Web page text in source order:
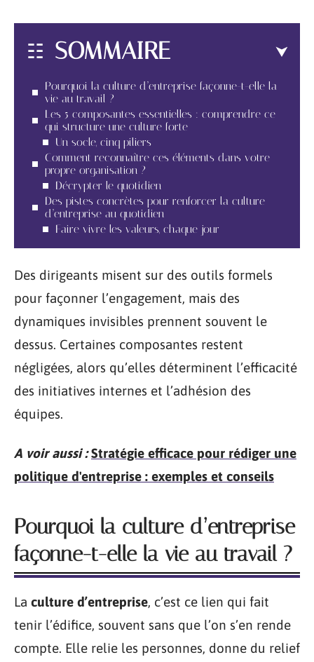
SOMMAIRE
Pourquoi la culture d’entreprise façonne-t-elle la
vie au travail ?
Les 5 composantes essentielles : comprendre ce
qui structure une culture forte
Un socle, cinq piliers
Comment reconnaître ces éléments dans votre
propre organisation ?
Décrypter le quotidien
Des pistes concrètes pour renforcer la culture
d’entreprise au quotidien
Faire vivre les valeurs, chaque jour
Des dirigeants misent sur des outils formels
pour façonner l’engagement, mais des
dynamiques invisibles prennent souvent le
dessus. Certaines composantes restent
négligées, alors qu’elles déterminent l’efficacité
des initiatives internes et l’adhésion des
équipes.
A voir aussi : Stratégie efficace pour rédiger une
politique d'entreprise : exemples et conseils
Pourquoi la culture d’entreprise
façonne-t-elle la vie au travail ?
La culture d’entreprise, c’est ce lien qui fait
tenir l’édifice, souvent sans que l’on s’en rende
compte. Elle relie les personnes, donne du relief